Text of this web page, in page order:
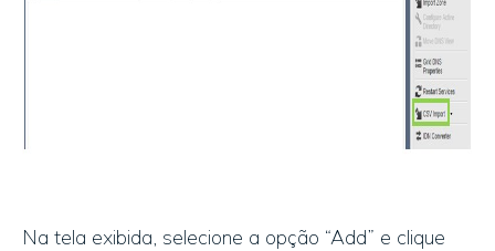
Na tela exibida, selecione a opção “Add” e clique